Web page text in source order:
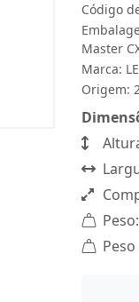
Código
Master
Marca:
Origem: